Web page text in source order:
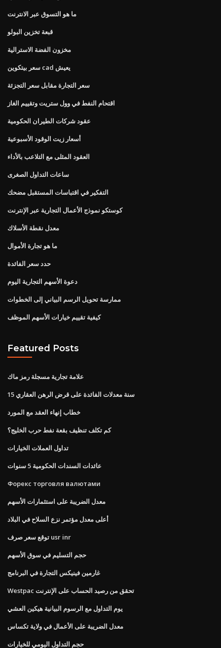
ما هو التسوق عبر الانترنت
قبعة تخزين البولو
مخزون الفضة الاسترالية
سعر بيتكوين cad يعيش
سعر التجارة مقابل سعر التجزئة
اقتحام النفط في وول ستريت وتقييم الغاز
عقود شركات الطيران الحكومية
أسعار زيت الوقود الأسبوعية
العقود المثلى مع التلاعب بالأداء
ساعات التداول الصغرى
التفكير في اقتباسات المستقبل مضحك
كوستكو نموذج الأعمال التجارية عبر الإنترنت
معدل نقطة الأسلاك
ما هو تجارة الأموال
حدد سعر الفائدة
دعوة الأسهم التجارية اليوم
ممارسة تحويل الرسم البياني إلى الخطوات
كيفية تقييم خيارات الأسهم الموظف
Featured Posts
علامة تجارية مسجلة رمز ماك
15 سنة معدلات الفائدة على قرض الرهن العقاري
خطاب إنهاء العقد مع المورد
كم تكلف تنظيف بقعة نفط حرب الخليج؟
تداول العملات الخيارات
عائدات السندات الحكومية 5 سنوات
Форекс торговля валютами
معدل الضريبة على استثمارات الأسهم
أعلى معدل مؤتمر نزع السلاح في البلاد
توقع سعر صرف usr inr
حجم التسليم في سوق الأسهم
غارمين فينيكس التجارة في البرنامج
Westpac تحقق من رصيد الحساب على الإنترنت
يوم التداول مع الرسوم البيانية هيكين العشي
معدل الضريبة على الأعمال في ولاية تكساس
حجم التداول اليومي للخيارات